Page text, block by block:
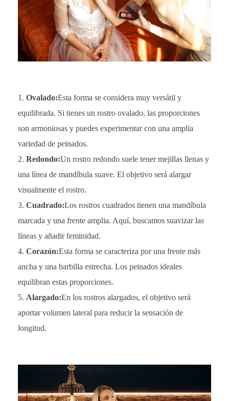
Ovalado:Esta forma se considera muy versátil y
equilibrada. Si tienes un rostro ovalado, las proporciones
son armoniosas y puedes experimentar con una amplia
variedad de peinados.
Redondo:Un rostro redondo suele tener mejillas llenas y
una línea de mandíbula suave. El objetivo será alargar
visualmente el rostro.
Cuadrado:Los rostros cuadrados tienen una mandíbula
marcada y una frente amplia. Aquí, buscamos suavizar las
líneas y añadir feminidad.
Corazón:Esta forma se caracteriza por una frente más
ancha y una barbilla estrecha. Los peinados ideales
equilibran estas proporciones.
Alargado:En los rostros alargados, el objetivo será
aportar volumen lateral para reducir la sensación de
longitud.